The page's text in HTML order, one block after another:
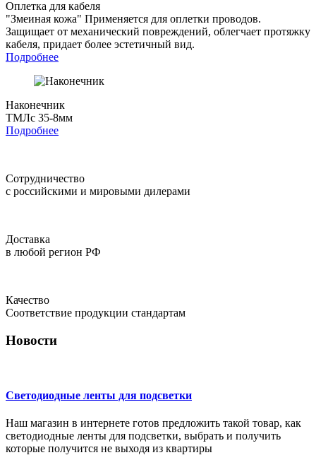
Оплетка для кабеля
"Змеиная кожа" Применяется для оплетки проводов.
Защищает от механический повреждений, облегчает протяжку
кабеля, придает более эстетичный вид.
Подробнее
Наконечник
ТМЛс 35-8мм
Подробнее
Сотрудничество
с российскими и мировыми дилерами
Доставка
в любой регион РФ
Качество
Соответствие продукции стандартам
Новости
Светодиодные ленты для подсветки
Наш магазин в интернете готов предложить такой товар, как
светодиодные ленты для подсветки, выбрать и получить
которые получится не выходя из квартиры